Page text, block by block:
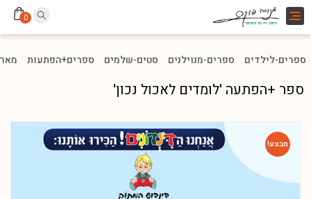
Toggle
navigation
0
ספרים-לילדים ספרים-מנוילנים סטים-שלמים ספרים+הפתעות
ספר +הפתעה 'לומדים לאכול נכון'
מבצע!